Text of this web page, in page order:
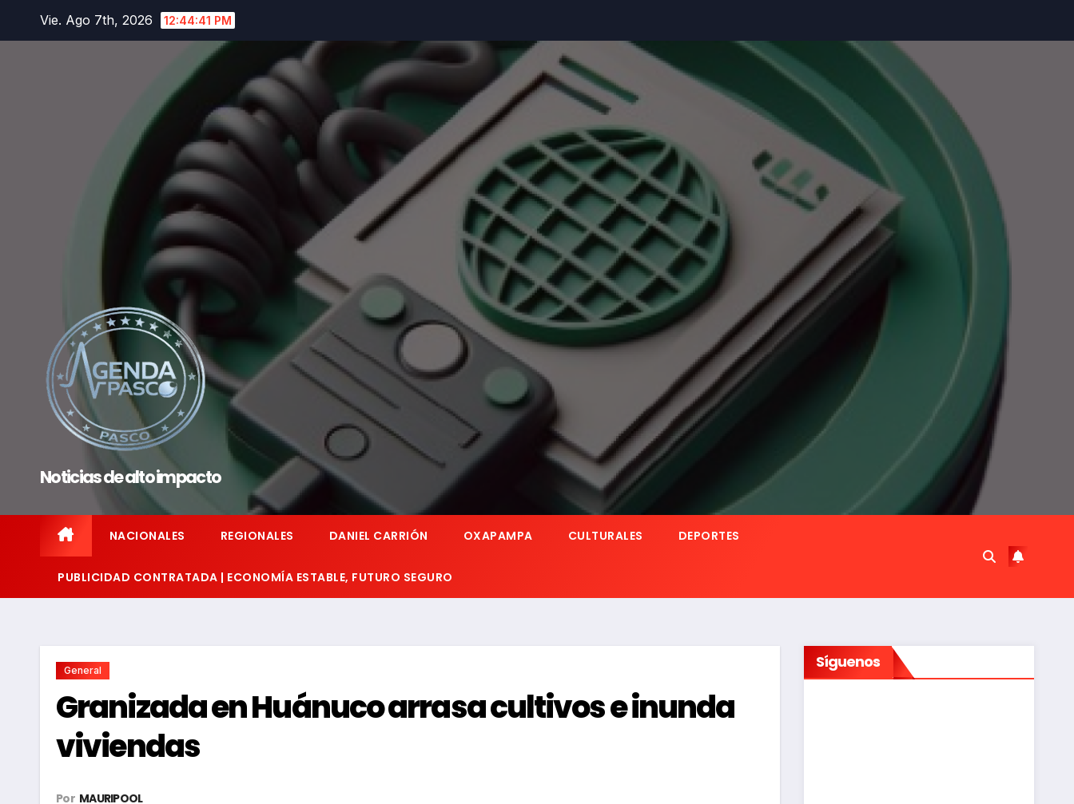
Vie. Ago 7th, 2026 12:44:43 PM
Noticias de alto impacto
NACIONALES REGIONALES DANIEL CARRIÓN OXAPAMPA CULTURALES DEPORTES
PUBLICIDAD CONTRATADA | ECONOMÍA ESTABLE, FUTURO SEGURO
General
Granizada en Huánuco arrasa cultivos e inunda
viviendas
Por MAURIPOOL
Síguenos